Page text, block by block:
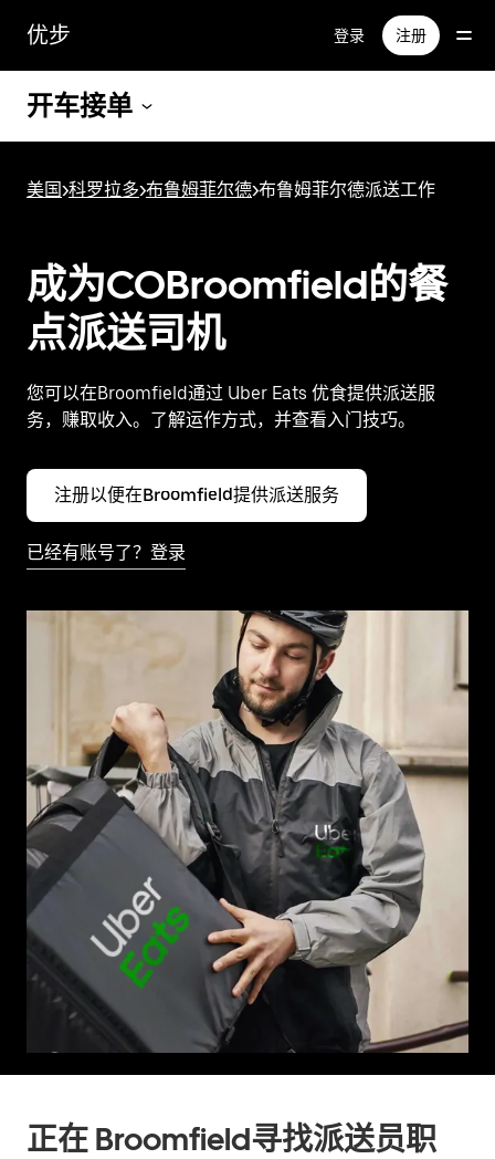
容
优步 登录 注册
开车接单
美国>科罗拉多>布鲁姆菲尔德>布鲁姆菲尔德派送工作
成为COBroomfield的餐
点派送司机
您可以在Broomfield通过 Uber Eats 优食提供派送服
务，赚取收入。了解运作方式，并查看入门技巧。
注册以便在Broomfield提供派送服务
已经有账号了？登录
正在 Broomfield寻找派送员职